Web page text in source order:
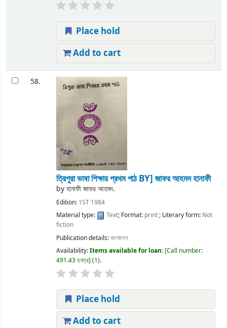
Place hold
Add to cart
58.
ত্রিপুরা ভাষা শিক্ষার প্রথম পাঠBY] জাফর আহমদ হানাফী
byহানাফী জাফর আহমদ.
Edition: 1ST 1984
Material type:
Text; Format: print; Literary form: Not
fiction
Publication details:বাংলাদেশ
Availability:Items available for loan: Call number:
491.43 হনত্র (1).
Place hold
Add to cart